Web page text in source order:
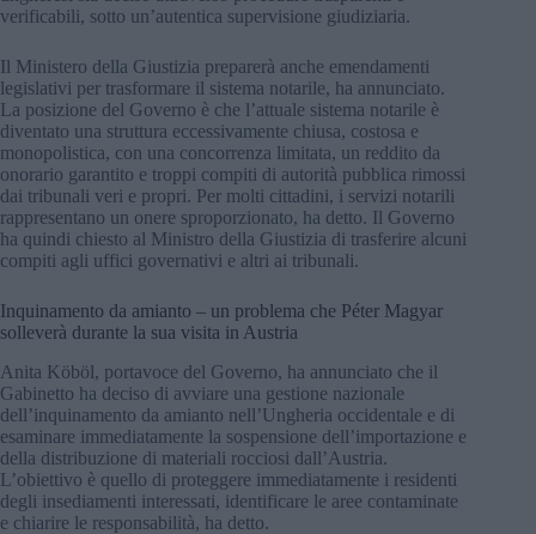
verificabili, sotto un’autentica supervisione giudiziaria.
Il Ministero della Giustizia preparerà anche emendamenti
legislativi per trasformare il sistema notarile, ha annunciato.
La posizione del Governo è che l’attuale sistema notarile è
diventato una struttura eccessivamente chiusa, costosa e
monopolistica, con una concorrenza limitata, un reddito da
onorario garantito e troppi compiti di autorità pubblica rimossi
dai tribunali veri e propri. Per molti cittadini, i servizi notarili
rappresentano un onere sproporzionato, ha detto. Il Governo
ha quindi chiesto al Ministro della Giustizia di trasferire alcuni
compiti agli uffici governativi e altri ai tribunali.
Inquinamento da amianto – un problema che Péter Magyar
solleverà durante la sua visita in Austria
Anita Köböl, portavoce del Governo, ha annunciato che il
Gabinetto ha deciso di avviare una gestione nazionale
dell’inquinamento da amianto nell’Ungheria occidentale e di
esaminare immediatamente la sospensione dell’importazione e
della distribuzione di materiali rocciosi dall’Austria.
L’obiettivo è quello di proteggere immediatamente i residenti
degli insediamenti interessati, identificare le aree contaminate
e chiarire le responsabilità, ha detto.